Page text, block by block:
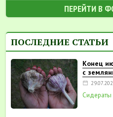
ПЕРЕЙТИ В
ПОСЛЕДНИЕ СТАТЬИ
Конец
с
Сидераты